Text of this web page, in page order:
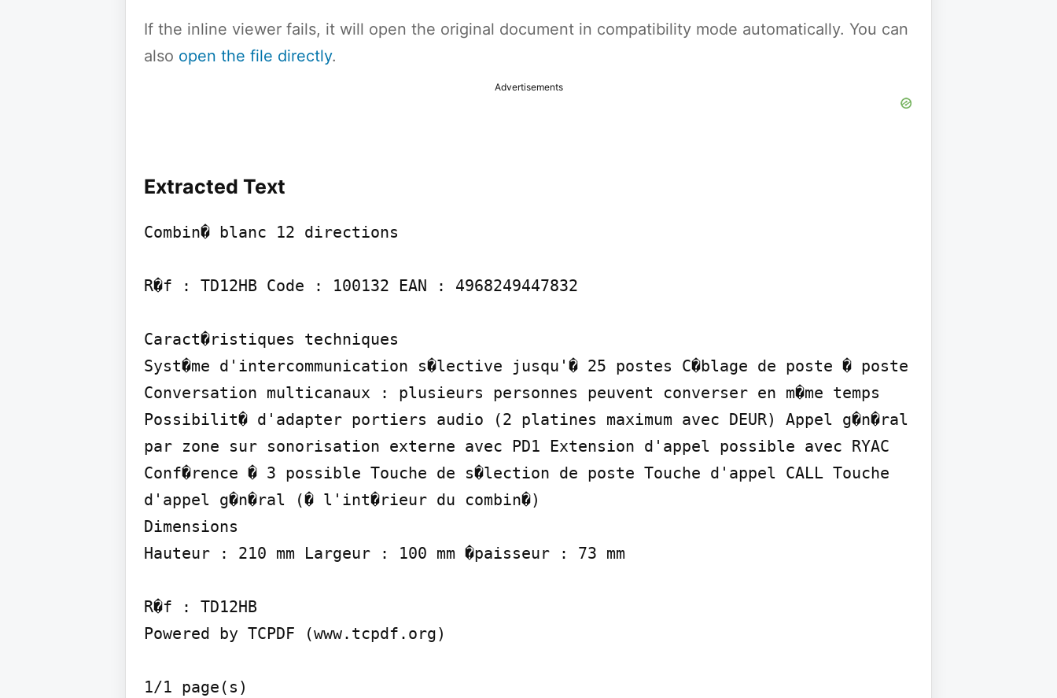
If the inline viewer fails, it will open the original document in compatibility mode automatically. You can
also open the file directly.
Advertisements
Extracted Text
Combin� blanc 12 directions
R�f : TD12HB Code : 100132 EAN : 4968249447832
Caract�ristiques techniques
Syst�me d'intercommunication s�lective jusqu'� 25 postes C�blage de poste � poste
Conversation multicanaux : plusieurs personnes peuvent converser en m�me temps
Possibilit� d'adapter portiers audio (2 platines maximum avec DEUR) Appel g�n�ral
par zone sur sonorisation externe avec PD1 Extension d'appel possible avec RYAC
Conf�rence � 3 possible Touche de s�lection de poste Touche d'appel CALL Touche
d'appel g�n�ral (� l'int�rieur du combin�)
Dimensions
Hauteur : 210 mm Largeur : 100 mm �paisseur : 73 mm
R�f : TD12HB
Powered by TCPDF (www.tcpdf.org)
1/1 page(s)